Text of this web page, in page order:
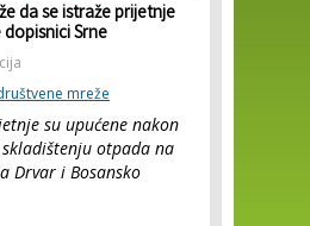
da se istraže prijetnje
Srne
mreže
su upućene nakon
otpada na
Drvar i Bosansko